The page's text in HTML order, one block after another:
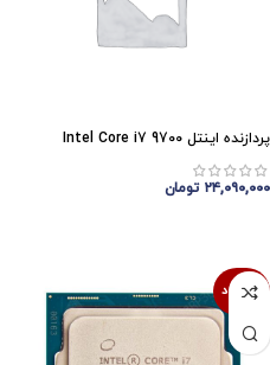
پردازنده اینتل Intel Core i7 9700
۲۴,۰۹۰,۰۰۰ تومان
ناموجود